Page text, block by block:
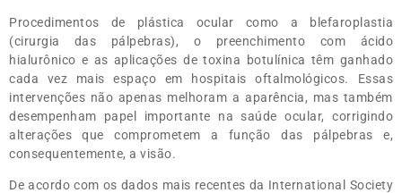
Procedimentos de plástica ocular como a blefaroplastia
(cirurgia das pálpebras), o preenchimento com ácido
hialurônico e as aplicações de toxina botulínica têm ganhado
cada vez mais espaço em hospitais oftalmológicos. Essas
intervenções não apenas melhoram a aparência, mas também
desempenham papel importante na saúde ocular, corrigindo
alterações que comprometem a função das pálpebras e,
consequentemente, a visão.
De acordo com os dados mais recentes da International Society